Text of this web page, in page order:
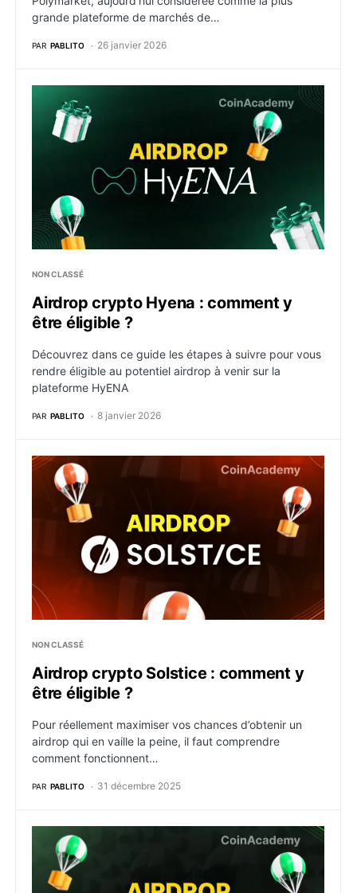
grande plateforme de marchés de…
PAR PABLITO 26 janvier 2026
Airdrop crypto Hyena : comment y être éligible ?
NON CLASSÉ
Airdrop crypto Hyena : comment y
être éligible ?
Découvrez dans ce guide les étapes à suivre pour vous
rendre éligible au potentiel airdrop à venir sur la
plateforme HyENA
PAR PABLITO 8 janvier 2026
Airdrop crypto Solstice : comment y être éligible ?
NON CLASSÉ
Airdrop crypto Solstice : comment y
être éligible ?
Pour réellement maximiser vos chances d’obtenir un
airdrop qui en vaille la peine, il faut comprendre
comment fonctionnent…
PAR PABLITO 31 décembre 2025
Airdrop crypto Ranger : comment y être éligible ?